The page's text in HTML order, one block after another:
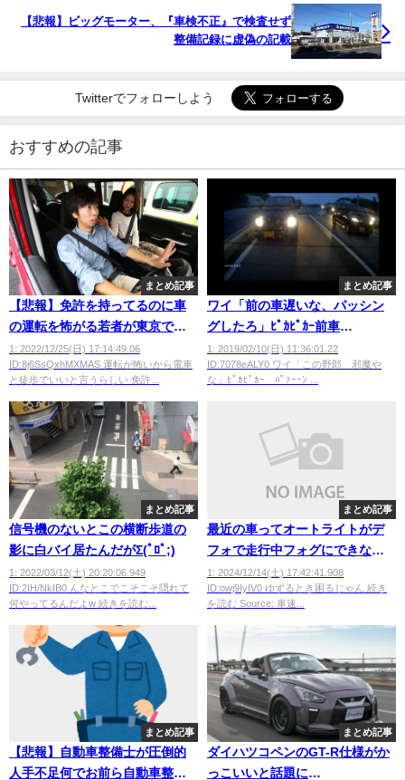
【悲報】ビッグモーター、『車検不正』で検査せず
整備記録に虚偽の記載
Twitterでフォローしよう
おすすめの記事
まとめ記事
【悲報】免許を持ってるのに車
の運転を怖がる若者が東京で増
加中らしいｗｗｗｗｗ
1: 2022/12/25(日) 17:14:49.06
ID:8j6SsQxhMXMAS 運転が怖いから電車
と徒歩でいいと言うらしい 免許...
まとめ記事
ワイ「前の車遅いな、パッシン
グしたろ」ﾋﾟｶﾋﾟｶｰ前車
「………」
1: 2019/02/10(日) 11:36:01.22
ID:7078eALY0 ワイ「この野郎、邪魔や
な」ﾋﾟｶﾋﾟｶｰ ﾊﾟｧｰｰﾝ ...
まとめ記事
信号機のないとこの横断歩道の
影に白バイ居たんだがΣ(ﾟﾛﾟ;)
1: 2022/03/12(土) 20:20:06.949
ID:2IH/NkIB0 んなとこでこそこそ隠れて
何やってるんだよw 続きを読む...
まとめ記事
最近の車ってオートライトがデ
フォで走行中フォグにできない
のな
1: 2024/12/14(土) 17:42:41.908
ID:owj9IyIV0 ゆずるとき困るじゃん 続き
を読む Source: 車速...
まとめ記事
【悲報】自動車整備士が圧倒的
人手不足何でお前ら自動車整備
まとめ記事
ダイハツコペンのGT-R仕様がか
っこいいと話題に